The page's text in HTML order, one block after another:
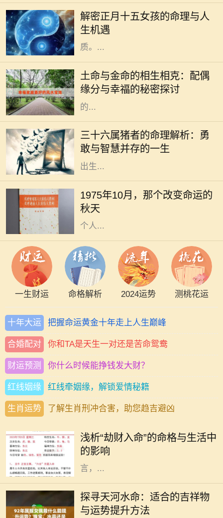
解密正月十五女孩的命理与人
生机遇
的重要节日，也是象征着团圆和希望
的时刻。在这个特别的日子出生的女
孩，被赋予了独特的命理与人生特
质。...
土命与金命的相生相克：配偶
缘分与幸福的秘密探讨
在中国传统命理学中，五行学说是理
解人与人之间关系的重要工具。土命
与金命的结合，不仅仅是一种命理组
合，更是深藏着生活哲学和感情智慧
的...
三十六属猪者的命理解析：勇
敢与智慧并存的一生
在中国的传统文化中，每个人的命理
都受到出生年份、属相等因素的影
响，而属猪的人更是以其独特的性格
和命运而备受关注。特别是三十六年
出生...
1975年10月，那个改变命运的
秋天
1975年10月，正值初秋，万物开始
褪去夏日的喧嚣，进入一种宁静的状
态。在这样一个季节，很多人都感受
到了一种新的开始，尤其是在家庭和
个人...
一生财运 命格解析 2024运势 测桃花运
十年大运 把握命运黄金十年走上人生巅峰
合婚配对 你和TA是天生一对还是苦命鸳鸯
财运预测 你什么时候能挣钱发大财？
红线姻缘 红线牵姻缘，解锁爱情秘籍
生肖运势 了解生肖刑冲合害，助您趋吉避凶
浅析“劫财入命”的命格与生活中
的影响
在命理学中，劫财是一种不容忽视的
命格，还暗示着个人在财富和人际关
系方面的特征。特别是对于女性而
言，...
探寻天河水命：适合的吉祥物
与运势提升方法
在中华传统文化中，五行理论对人的
命运影响深远，不同的命格对应着不
同的性格特点和适合的吉祥物。天河
水命，作为五行命格的一种，代表着